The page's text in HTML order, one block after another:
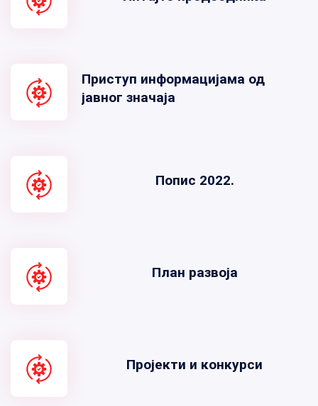
Приступ информацијама од
јавног значаја
Попис 2022.
План развоја
Пројекти и конкурси